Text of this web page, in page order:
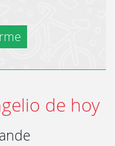
de hoy